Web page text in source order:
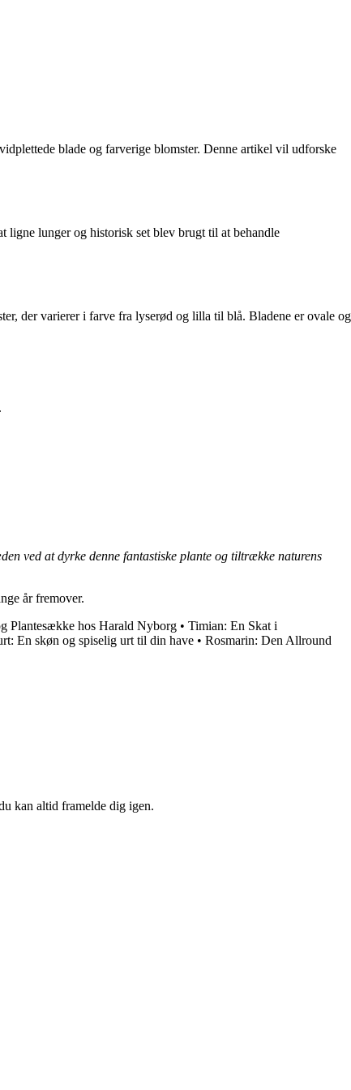
blade og farverige blomster. Denne artikel vil udforske
ligne lunger og historisk set blev brugt til at behandle
der varierer i farve fra lyserød og lilla til blå. Bladene er ovale og
ved at dyrke denne fantastiske plante og tiltrække naturens
år fremover.
Plantesække hos Harald Nyborg • Timian: En Skat i
En skøn og spiselig urt til din have • Rosmarin: Den Allround
kan altid framelde dig igen.